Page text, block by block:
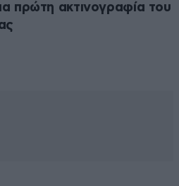
πρώτη ακτινογραφία του